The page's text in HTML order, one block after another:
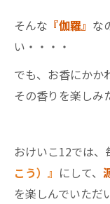
そんな 『伽羅』 な
い・・・・
でも、お香にかか
その香りを楽しみ
おけいこ12では、
こう）』 にして、
を楽しんでいただ